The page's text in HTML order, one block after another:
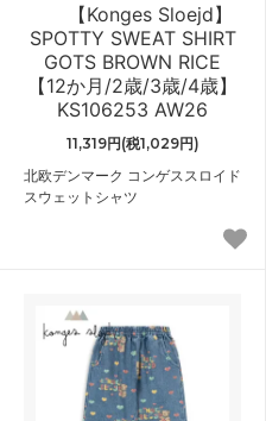
【Konges Sloejd】
SPOTTY SWEAT SHIRT
GOTS BROWN RICE
【12か月/2歳/3歳/4歳】
KS106253 AW26
11,319円(税1,029円)
北欧デンマーク コンゲススロイド
スウェットシャツ